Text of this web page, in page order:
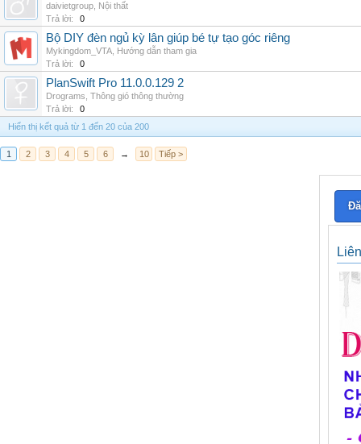
daivietgroup Nội thất
Trả lời:
0
Bộ DIY đèn ngủ kỳ lân giúp bé tự tạo góc riêng
Mykingdom_VTA Hướng dẫn tham gia
Trả lời:
0
PlanSwift Pro 11.0.0.129 2
Drograms Thông gió thông thường
Trả lời:
0
Hiển thị kết quả từ 1 đến 20 của 200
1 2 3 4 5 6 → 10 Tiếp >